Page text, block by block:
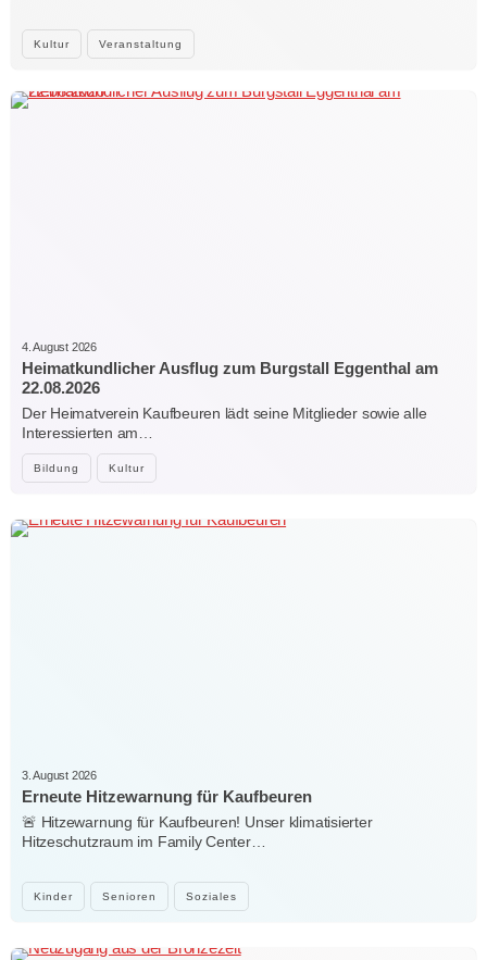
Kultur Veranstaltung
Bildung Kultur
4. August 2026
Heimatkundlicher Ausflug zum Burgstall Eggenthal am
22.08.2026
Der Heimatverein Kaufbeuren lädt seine Mitglieder sowie alle
Interessierten am…
Kinder Senioren Soziales
3. August 2026
Erneute Hitzewarnung für Kaufbeuren
🚨 Hitzewarnung für Kaufbeuren! Unser klimatisierter
Hitzeschutzraum im Family Center…